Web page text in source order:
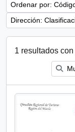
Ordenar por:
Dirección:
1 resultados